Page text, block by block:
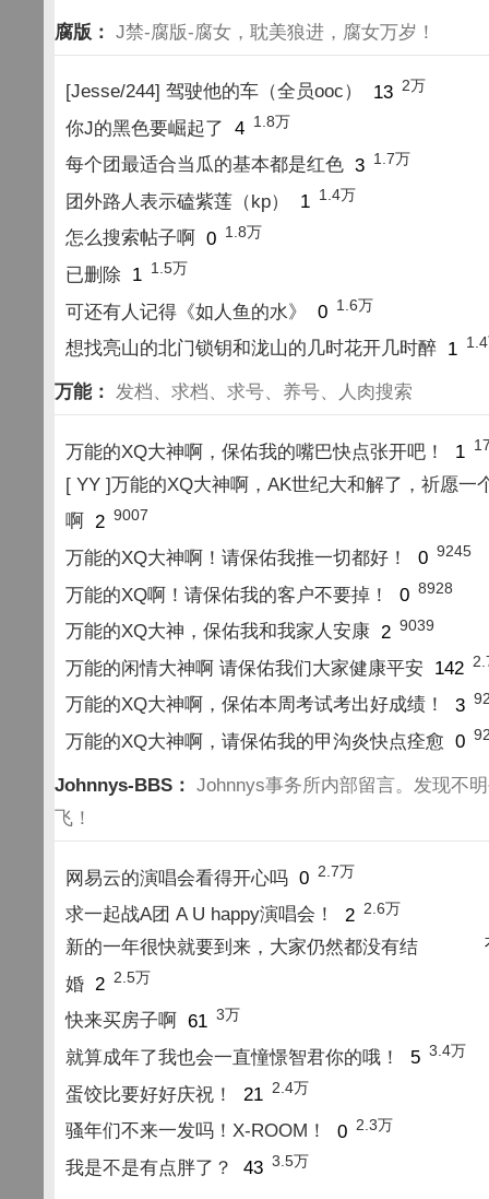
腐版： J禁-腐版-腐女，耽美狼进，腐女万岁！
[Jesse/244] 驾驶他的车（全员ooc） 13 2万
你J的黑色要崛起了 4 1.8万
每个团最适合当瓜的基本都是红色 3 1.7万
团外路人表示磕紫莲（kp） 1 1.4万
怎么搜索帖子啊 0 1.8万
已删除 1 1.5万
可还有人记得《如人鱼的水》 0 1.6万
想找亮山的北门锁钥和泷山的几时花开几时醉 1
万能： 发档、求档、求号、养号、人肉搜索
万能的XQ大神啊，保佑我的嘴巴快点张开吧！ 1
[ YY ]万能的XQ大神啊，AK世纪大和解了，祈愿一
啊
2 9007
万能的XQ大神啊！请保佑我推一切都好！ 0 9245
万能的XQ啊！请保佑我的客户不要掉！ 0 8928
万能的XQ大神，保佑我和我家人安康 2 9039
万能的闲情大神啊 请保佑我们大家健康平安 142
万能的XQ大神啊，保佑本周考试考出好成绩！ 3
万能的XQ大神啊，请保佑我的甲沟炎快点痊愈 0
Johnnys-BBS： Johnnys事务所内部留言。发现不
飞！
网易云的演唱会看得开心吗 0 2.7万
求一起战A团 A U happy演唱会！ 2 2.6万
新的一年很快就要到来，大家仍然都没有结
婚 2 2.5万
快来买房子啊 61 3万
就算成年了我也会一直憧憬智君你的哦！ 5 3.4万
蛋饺比要好好庆祝！ 21 2.4万
骚年们不来一发吗！X-ROOM！ 0 2.3万
我是不是有点胖了？ 43 3.5万